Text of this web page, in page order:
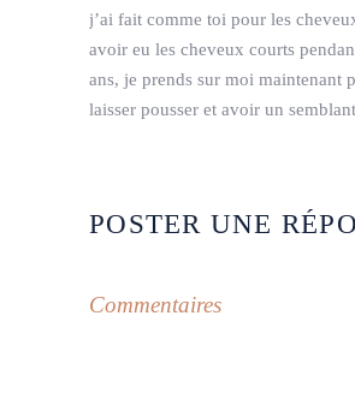
j’ai fait comme toi pour les
avoir eu les cheveux courts
ans, je prends sur moi maintenant
laisser pousser et avoir un
POSTER UNE